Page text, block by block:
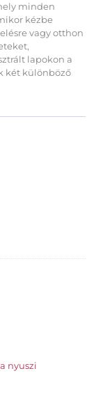
minden
kézbe
vagy otthon
lapokon a
két különböző
nyuszi